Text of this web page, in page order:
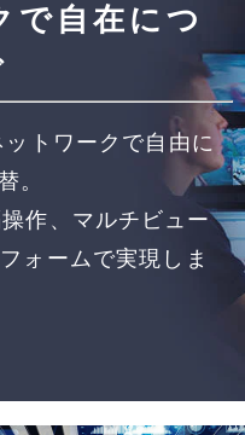
で自在につ
トワークで自由に
。
作、マルチビュー
ォームで実現しま